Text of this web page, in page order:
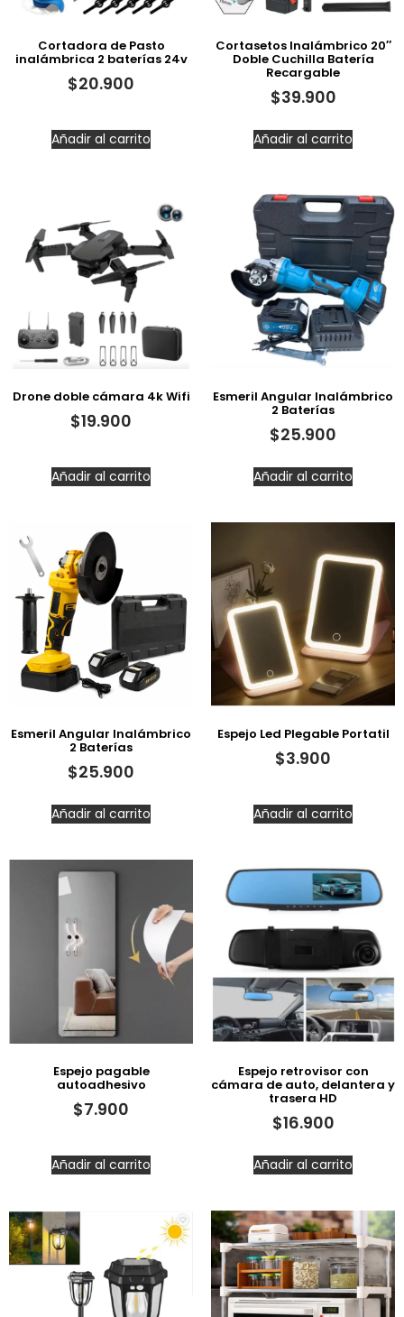
Cortadora de Pasto
inalámbrica 2 baterías 24v
$20.900
Añadir al carrito
Cortasetos Inalámbrico 20″
Doble Cuchilla Batería
Recargable
$39.900
Añadir al carrito
Drone doble cámara 4k Wifi
$19.900
Añadir al carrito
Esmeril Angular Inalámbrico
2 Baterías
$25.900
Añadir al carrito
Esmeril Angular Inalámbrico
2 Baterías
$25.900
Añadir al carrito
Espejo Led Plegable Portatil
$3.900
Añadir al carrito
Espejo pagable
autoadhesivo
$7.900
Añadir al carrito
Espejo retrovisor con
cámara de auto, delantera y
trasera HD
$16.900
Añadir al carrito